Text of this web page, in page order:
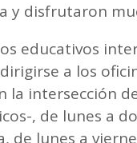
y disfrutaron
educativos
a los
la intersección
, de lunes a
de lunes a